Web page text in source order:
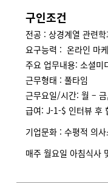
구인조건
전공 : 상경계열 관련
요구능력 : 온라인 마
주요 업무내용: 소셜
근무형태 : 풀타임
근무요일/시간: 월 –
급여: J-1-$ 인터뷰 후
기업문화 : 수평적 의
매주 월요일 아침식사